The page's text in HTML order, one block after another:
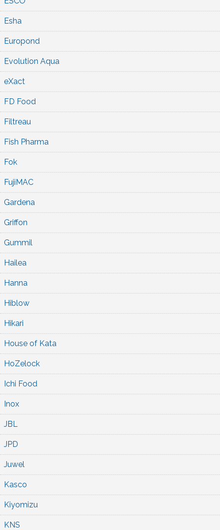
Esha
Europond
Evolution Aqua
eXact
FD Food
Filtreau
Fish Pharma
Fok
FujiMAC
Gardena
Griffon
Gummil
Hailea
Hanna
Hiblow
Hikari
House of Kata
HoZelock
Ichi Food
Inox
JBL
JPD
Juwel
Kasco
Kiyomizu
KNS